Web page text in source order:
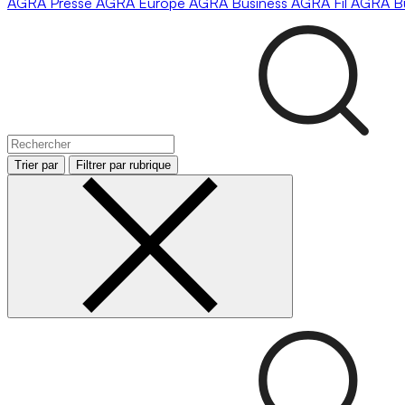
Trier par Filtrer par rubrique